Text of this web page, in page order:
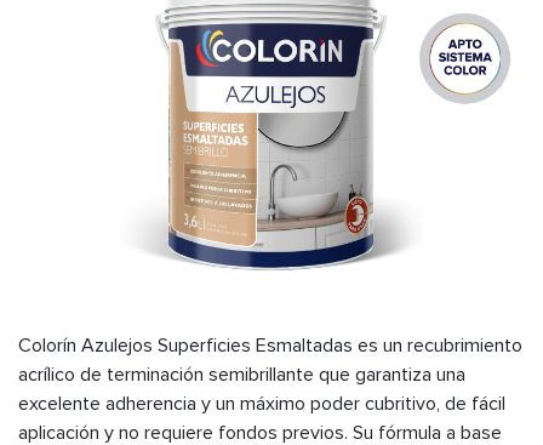
Colorín Azulejos Superficies Esmaltadas es un recubrimiento
acrílico de terminación semibrillante que garantiza una
excelente adherencia y un máximo poder cubritivo, de fácil
aplicación y no requiere fondos previos. Su fórmula a base